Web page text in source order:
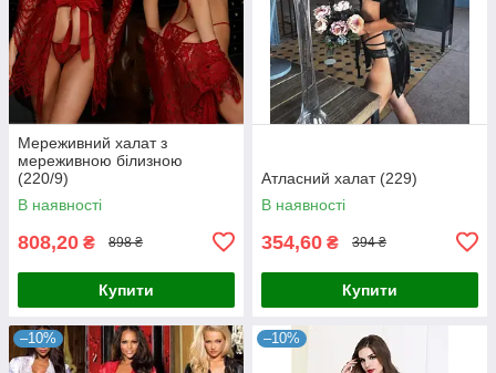
Мереживний халат з
мереживною білизною
(220/9)
В наявності
808,20 ₴ 898 ₴
Купити
Атласний халат (229)
В наявності
354,60 ₴ 394 ₴
Купити
–10% –10%